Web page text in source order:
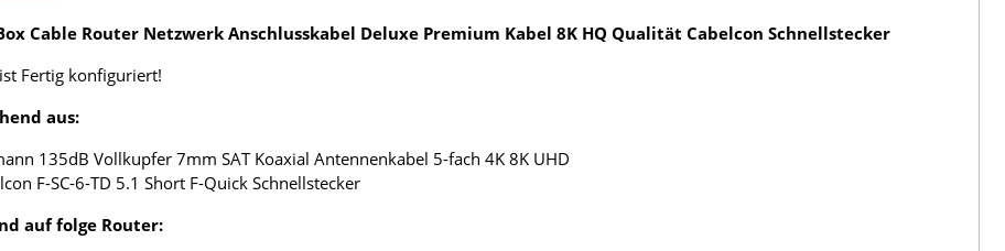
Cable Router Netzwerk Anschlusskabel Deluxe Premium Kabel 8K HQ Qualität Cabelcon Schnellstecker
Fertig konfiguriert!
aus:
135dB Vollkupfer 7mm SAT Koaxial Antennenkabel 5-fach 4K 8K UHD
F-SC-6-TD 5.1 Short F-Quick Schnellstecker
auf folge Router: